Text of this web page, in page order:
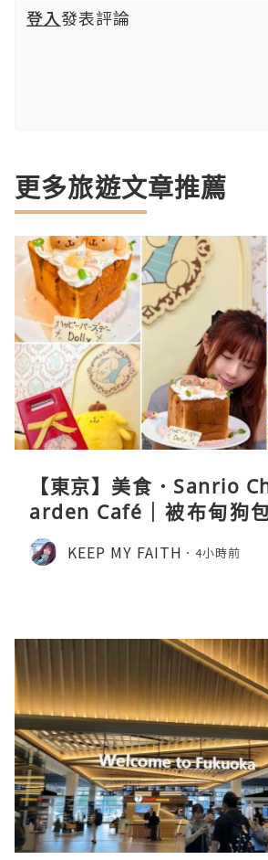
登入發表評論
更多旅遊文章推薦
【東京】美食．Sanrio
arden Café｜被布甸狗
下午茶體驗
KEEP MY FAITH 4小時前